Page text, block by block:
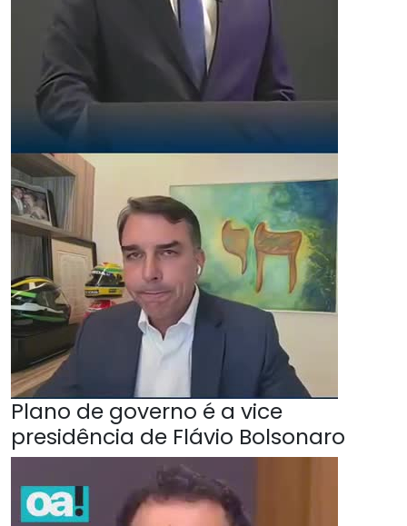
Plano de governo é a vice
presidência de Flávio Bolsonaro